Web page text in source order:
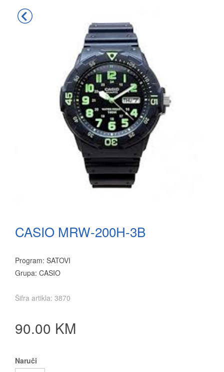
CASIO MRW-200H-3B
Program: SATOVI
Grupa: CASIO
Šifra artikla: 3870
90.00 KM
Naruči